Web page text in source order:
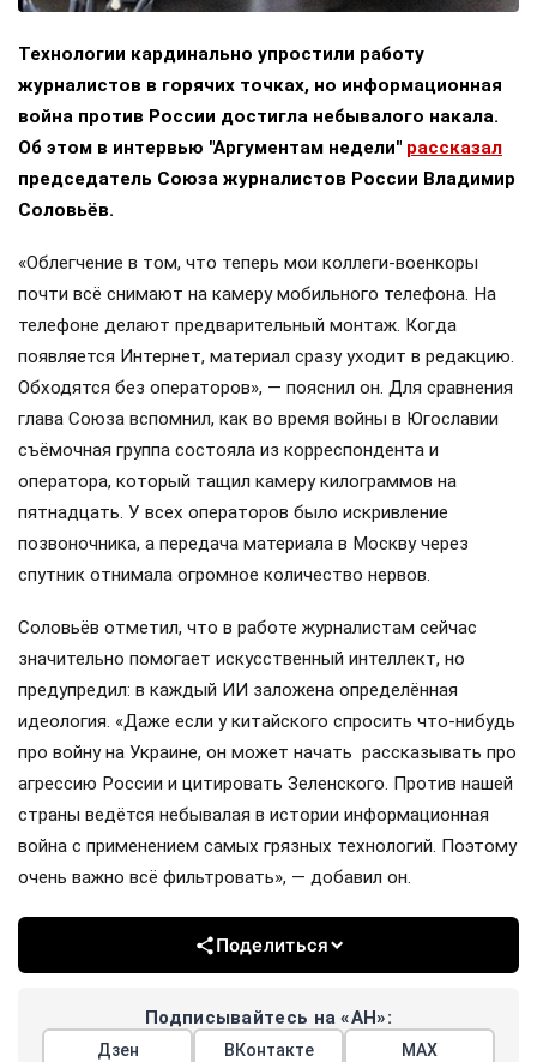
Технологии кардинально упростили работу
журналистов в горячих точках, но информационная
война против России достигла небывалого накала.
Об этом в интервью "Аргументам недели" рассказал
председатель Союза журналистов России Владимир
Соловьёв.
«Облегчение в том, что теперь мои коллеги-военкоры
почти всё снимают на камеру мобильного телефона. На
телефоне делают предварительный монтаж. Когда
появляется Интернет, материал сразу уходит в редакцию.
Обходятся без операторов», — пояснил он. Для сравнения
глава Союза вспомнил, как во время войны в Югославии
съёмочная группа состояла из корреспондента и
оператора, который тащил камеру килограммов на
пятнадцать. У всех операторов было искривление
позвоночника, а передача материала в Москву через
спутник отнимала огромное количество нервов.
Соловьёв отметил, что в работе журналистам сейчас
значительно помогает искусственный интеллект, но
предупредил: в каждый ИИ заложена определённая
идеология. «Даже если у китайского спросить что-нибудь
про войну на Украине, он может начать рассказывать про
агрессию России и цитировать Зеленского. Против нашей
страны ведётся небывалая в истории информационная
война с применением самых грязных технологий. Поэтому
очень важно всё фильтровать», — добавил он.
Поделиться
Подписывайтесь на «АН»:
Дзен ВКонтакте МАХ